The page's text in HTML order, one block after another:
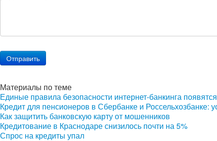
Материалы по теме
Единые правила безопасности интернет-банкинга
Кредит для пенсионеров в Сбербанке и Россельхозбанке:
Как защитить банковскую карту от мошенников
Кредитование в Краснодаре снизилось почти на 5%
Спрос на кредиты упал